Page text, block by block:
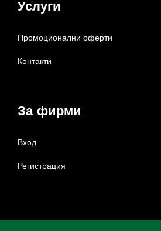
Услуги
Промоционални оферти
Контакти
За фирми
Вход
Регистрация